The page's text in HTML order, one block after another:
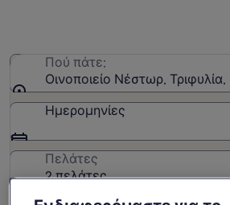
Πού πάτε;
Οινοποιείο Νέστωρ,
Ημερομηνίες
Πελάτες
2 πελάτες